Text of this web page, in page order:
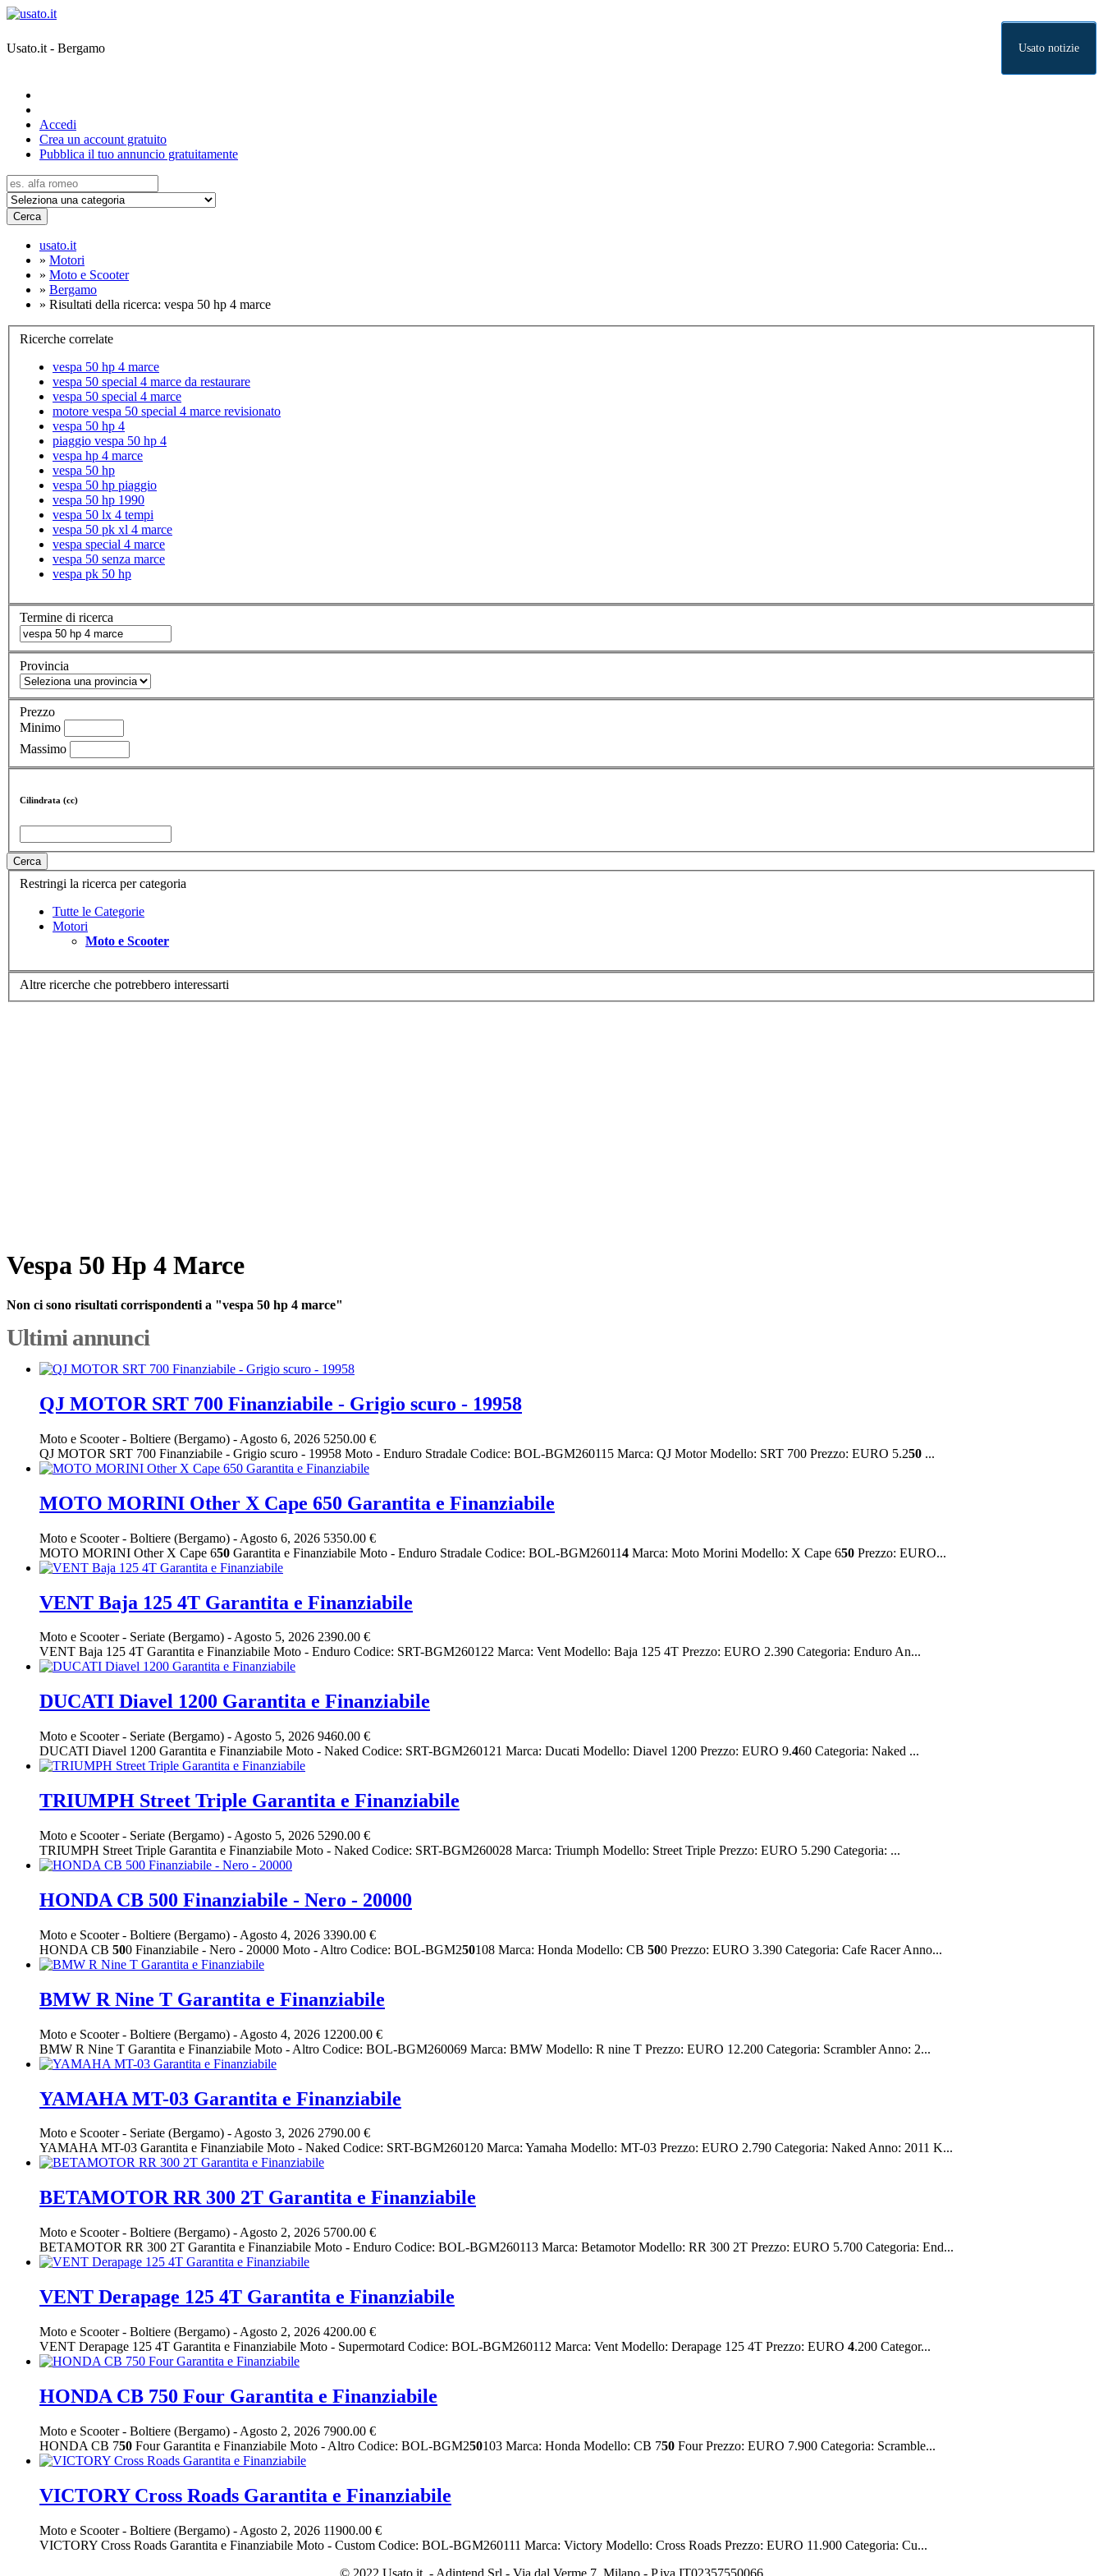
Usato.it - Bergamo Usato notizie
Accedi
Crea un account gratuito
Pubblica il tuo annuncio gratuitamente
Cerca
usato.it
» Motori
» Moto e Scooter
» Bergamo
» Risultati della ricerca: vespa 50 hp 4 marce
Ricerche correlate
vespa 50 hp 4 marce
vespa 50 special 4 marce da restaurare
vespa 50 special 4 marce
motore vespa 50 special 4 marce revisionato
vespa 50 hp 4
piaggio vespa 50 hp 4
vespa hp 4 marce
vespa 50 hp
vespa 50 hp piaggio
vespa 50 hp 1990
vespa 50 lx 4 tempi
vespa 50 pk xl 4 marce
vespa special 4 marce
vespa 50 senza marce
vespa pk 50 hp
Termine di ricerca
Provincia
Prezzo
Minimo
Massimo
Cilindrata (cc)
Cerca
Restringi la ricerca per categoria
Tutte le Categorie
Motori
Moto e Scooter
Altre ricerche che potrebbero interessarti
Vespa 50 Hp 4 Marce
Non ci sono risultati corrispondenti a "vespa 50 hp 4 marce"
Ultimi annunci
QJ MOTOR SRT 700 Finanziabile - Grigio scuro - 19958
Moto e Scooter- Boltiere (Bergamo) - Agosto 6, 2026 5250.00 €
QJ MOTOR SRT 700 Finanziabile - Grigio scuro - 19958 Moto - Enduro Stradale Codice: BOL-BGM260115 Marca: QJ Motor Modello: SRT 700 Prezzo: EURO 5.250 ...
MOTO MORINI Other X Cape 650 Garantita e Finanziabile
Moto e Scooter- Boltiere (Bergamo) - Agosto 6, 2026 5350.00 €
MOTO MORINI Other X Cape 650 Garantita e Finanziabile Moto - Enduro Stradale Codice: BOL-BGM260114 Marca: Moto Morini Modello: X Cape 650 Prezzo: EURO...
VENT Baja 125 4T Garantita e Finanziabile
Moto e Scooter- Seriate (Bergamo) -Agosto 5, 2026 2390.00 €
VENT Baja 125 4T Garantita e Finanziabile Moto - Enduro Codice: SRT-BGM260122 Marca: Vent Modello: Baja 125 4T Prezzo: EURO 2.390 Categoria: Enduro An...
DUCATI Diavel 1200 Garantita e Finanziabile
Moto e Scooter- Seriate (Bergamo) - Agosto 5, 2026 9460.00 €
DUCATI Diavel 1200 Garantita e Finanziabile Moto - Naked Codice: SRT-BGM260121 Marca: Ducati Modello: Diavel 1200 Prezzo: EURO 9.460 Categoria: Naked ...
TRIUMPH Street Triple Garantita e Finanziabile
Moto e Scooter- Seriate (Bergamo) - Agosto 5, 2026 5290.00 €
TRIUMPH Street Triple Garantita e Finanziabile Moto - Naked Codice: SRT-BGM260028 Marca: Triumph Modello: Street Triple Prezzo: EURO 5.290 Categoria: ...
HONDA CB 500 Finanziabile - Nero - 20000
Moto e Scooter- Boltiere (Bergamo) - Agosto 4, 2026 3390.00 €
HONDA CB 500 Finanziabile - Nero - 20000 Moto - Altro Codice: BOL-BGM250108 Marca: Honda Modello: CB 500 Prezzo: EURO 3.390 Categoria: Cafe Racer Anno...
BMW R Nine T Garantita e Finanziabile
Moto e Scooter- Boltiere (Bergamo) - Agosto 4, 2026 12200.00 €
BMW R Nine T Garantita e Finanziabile Moto - Altro Codice: BOL-BGM260069 Marca: BMW Modello: R nine T Prezzo: EURO 12.200 Categoria: Scrambler Anno: 2...
YAMAHA MT-03 Garantita e Finanziabile
Moto e Scooter- Seriate (Bergamo) -Agosto 3, 2026 2790.00 €
YAMAHA MT-03 Garantita e Finanziabile Moto - Naked Codice: SRT-BGM260120 Marca: Yamaha Modello: MT-03 Prezzo: EURO 2.790 Categoria: Naked Anno: 2011 K...
BETAMOTOR RR 300 2T Garantita e Finanziabile
Moto e Scooter- Boltiere (Bergamo) - Agosto 2, 2026 5700.00 €
BETAMOTOR RR 300 2T Garantita e Finanziabile Moto - Enduro Codice: BOL-BGM260113 Marca: Betamotor Modello: RR 300 2T Prezzo: EURO 5.700 Categoria: End...
VENT Derapage 125 4T Garantita e Finanziabile
Moto e Scooter- Boltiere (Bergamo) - Agosto 2, 2026 4200.00 €
VENT Derapage 125 4T Garantita e Finanziabile Moto - Supermotard Codice: BOL-BGM260112 Marca: Vent Modello: Derapage 125 4T Prezzo: EURO 4.200 Categor...
HONDA CB 750 Four Garantita e Finanziabile
Moto e Scooter- Boltiere (Bergamo) - Agosto 2, 2026 7900.00 €
HONDA CB 750 Four Garantita e Finanziabile Moto - Altro Codice: BOL-BGM250103 Marca: Honda Modello: CB 750 Four Prezzo: EURO 7.900 Categoria: Scramble...
VICTORY Cross Roads Garantita e Finanziabile
Moto e Scooter- Boltiere (Bergamo) - Agosto 2, 2026 11900.00 €
VICTORY Cross Roads Garantita e Finanziabile Moto - Custom Codice: BOL-BGM260111 Marca: Victory Modello: Cross Roads Prezzo: EURO 11.900 Categoria: Cu...
© 2022 Usato it. - Adintend Srl - Via dal Verme 7, Milano - P.iva IT02357550066